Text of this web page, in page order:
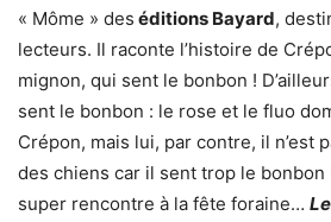
« Môme » des éditions Bayard,
lecteurs. Il raconte l’histoire de
mignon, qui sent le bonbon !
sent le bonbon : le rose et le fluo
Crépon, mais lui, par contre, il n’est
des chiens car il sent trop le bonbon
super rencontre à la fête foraine…